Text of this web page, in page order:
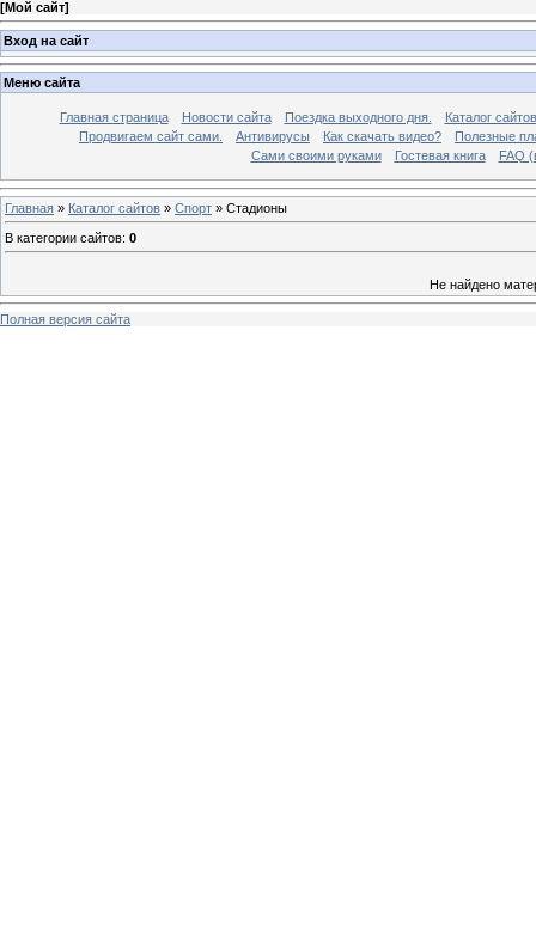
[Мой сайт]
Вход на сайт
Меню сайта
Главная страница Новости сайта Поездка выходного дня.
Каталог сайтов
Продвигаем сайт сами.
Антивирусы Как скачать видео?
Полезные
Сами своими руками
Гостевая книга FAQ
Главная » Каталог сайтов » Спорт » Стадионы
В категории сайтов: 0
Не найдено
Полная версия сайта